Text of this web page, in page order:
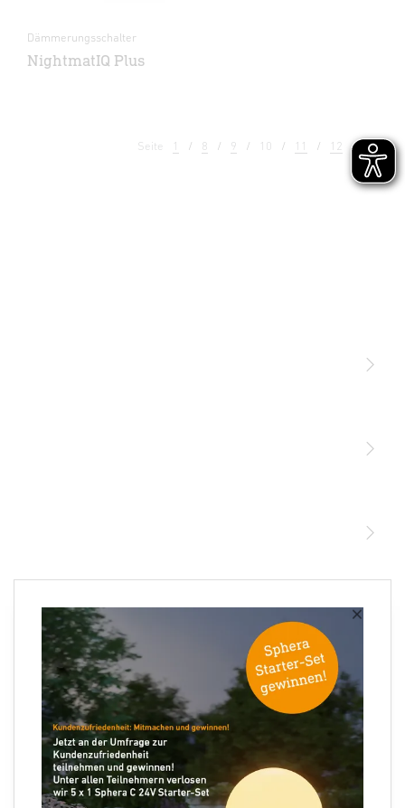
×
Dämmerungsschalter
NightmatIQ Plus
Seite 1 8 9 10 11 12 13
Ihre E-Mail Adresse
Folgen Sie uns